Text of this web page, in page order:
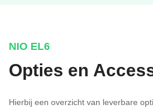
NIO EL6
Opties en
Hierbij een overzicht van leverbare